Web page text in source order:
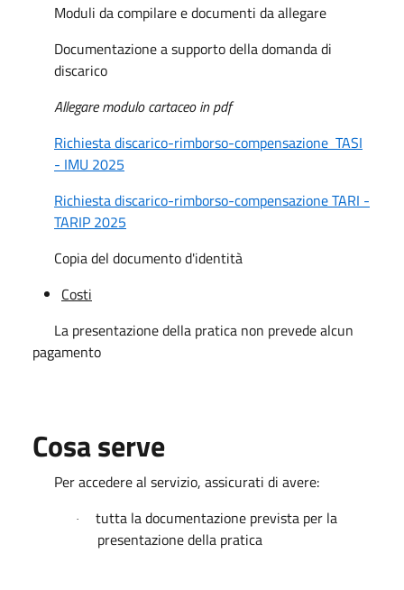
Moduli da compilare e documenti da allegare
Documentazione a supporto della domanda di
discarico
Allegare modulo cartaceo in pdf
Richiesta discarico-rimborso-compensazione TASI
- IMU 2025
Richiesta discarico-rimborso-compensazione TARI -
TARIP 2025
Copia del documento d'identità
Costi
La presentazione della pratica non prevede alcun
pagamento
Cosa serve
Per accedere al servizio, assicurati di avere:
·
tutta la documentazione prevista per la
presentazione della pratica